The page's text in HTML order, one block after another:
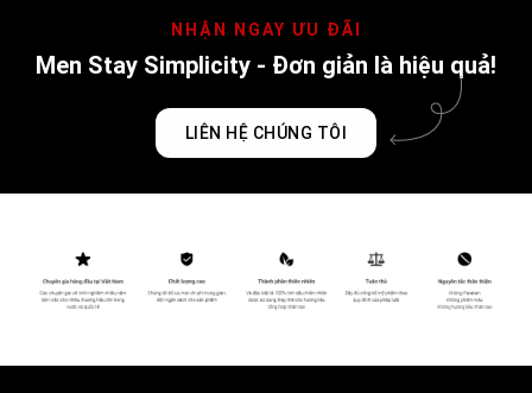
NHẬN NGAY ƯU ĐÃI
Men Stay Simplicity - Đơn giản là hiệu quả!
LIÊN HỆ CHÚNG TÔI